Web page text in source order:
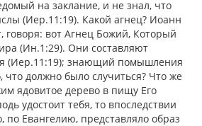
на заклание, и не знал, что
(Иер.11:19). Какой агнец? Иоанн
говоря: вот Агнец Божий, Который
(Ин.1:29). Они составляют
(Иер.11:19); знающий помышления
что должно было случиться? Что же
ядовитое дерево в пищу Его
удостоит тебя, то впоследствии
по Евангелию, представляло образ